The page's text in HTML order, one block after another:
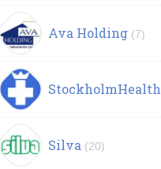
Ava Holding (7)
StockholmHealth
Silva (20)